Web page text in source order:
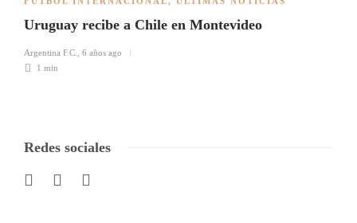
Uruguay recibe a Chile en Montevideo
Argentina F.C.
6 años ago
1 min
Redes sociales